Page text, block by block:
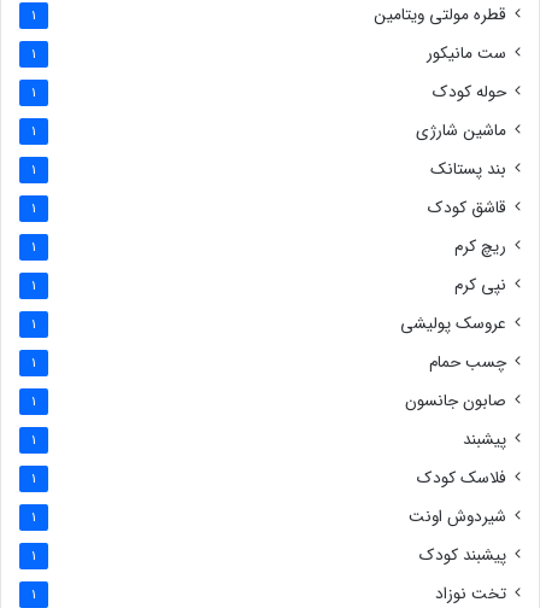
قطره مولتی ویتامین 1
ست مانیکور 1
حوله کودک 1
ماشین شارژی 1
بند پستانک 1
قاشق کودک 1
ریچ کرم 1
نپی کرم 1
عروسک پولیشی 1
چسب حمام 1
صابون جانسون 1
پیشبند 1
فلاسک کودک 1
شیردوش اونت 1
پیشبند کودک 1
تخت نوزاد 1